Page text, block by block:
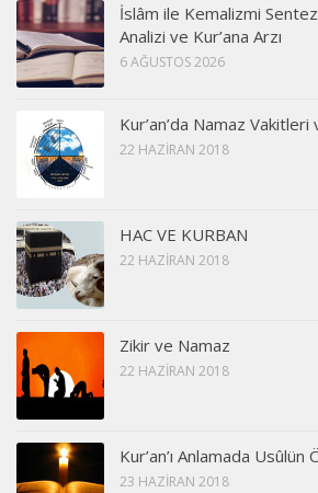
İslâm ile Kemalizmi
Analizi ve Kur’ana Arzı
6 AĞUSTOS 2026
Kur’an’da Namaz Vakitleri
22 HAZIRAN 2018
HAC VE KURBAN
22 HAZIRAN 2018
Zikir ve Namaz
22 HAZIRAN 2018
Kur’an’ı Anlamada Usûlün
23 HAZIRAN 2018